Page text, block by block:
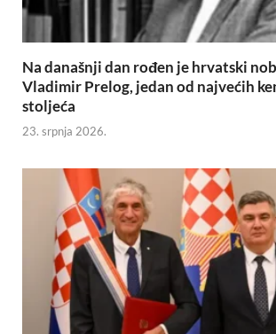
Na današnji dan rođen je hrvatski
Vladimir Prelog, jedan od najvećih
stoljeća
23. srpnja 2026.